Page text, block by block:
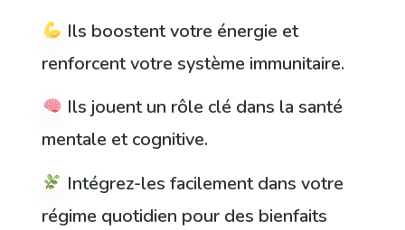
Ils boostent votre énergie et
renforcent votre système immunitaire.
Ils jouent un rôle clé dans la santé
mentale et cognitive.
Intégrez-les facilement dans votre
régime quotidien pour des bienfaits